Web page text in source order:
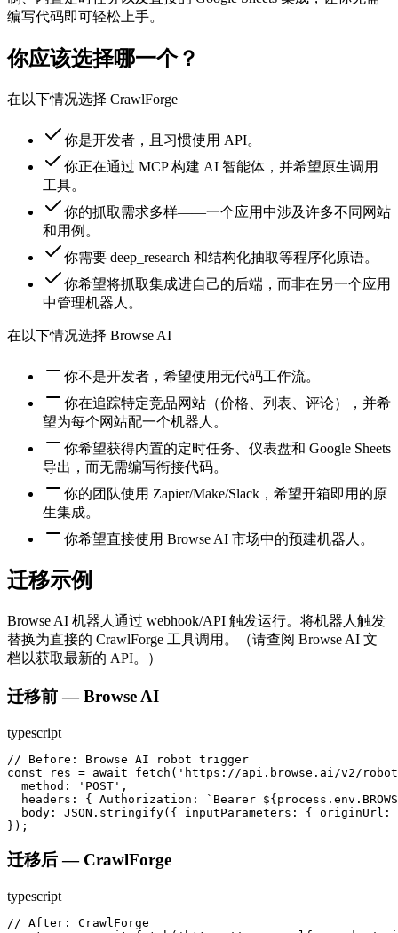
编写代码即可轻松上手。
你应该选择哪一个？
在以下情况选择 CrawlForge
你是开发者，且习惯使用 API。
你正在通过 MCP 构建 AI 智能体，并希望原生调用
工具。
你的抓取需求多样——一个应用中涉及许多不同网站
和用例。
你需要 deep_research 和结构化抽取等程序化原语。
你希望将抓取集成进自己的后端，而非在另一个应用
中管理机器人。
在以下情况选择 Browse AI
你不是开发者，希望使用无代码工作流。
你在追踪特定竞品网站（价格、列表、评论），并希
望为每个网站配一个机器人。
你希望获得内置的定时任务、仪表盘和 Google Sheets
导出，而无需编写衔接代码。
你的团队使用 Zapier/Make/Slack，希望开箱即用的原
生集成。
你希望直接使用 Browse AI 市场中的预建机器人。
迁移示例
Browse AI 机器人通过 webhook/API 触发运行。将机器人触发
替换为直接的 CrawlForge 工具调用。（请查阅 Browse AI 文
档以获取最新的 API。）
迁移前 — Browse AI
typescript
// Before: Browse AI robot trigger
const res = await fetch('https://api.browse.ai/v2/
  method: 'POST',
headers: { Authorization: `Bearer
body: JSON.stringify({ inputParameters: { originUrl:
});
迁移后 — CrawlForge
typescript
// After: CrawlForge